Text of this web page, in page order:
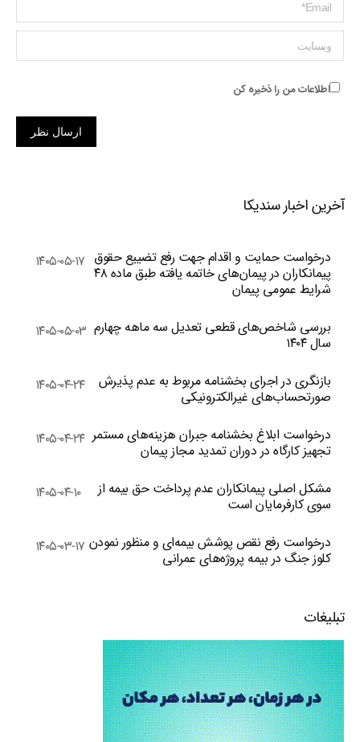
وبسایت
اطلاعات من را ذخیره کن
ارسال نظر
آخرین اخبار سندیکا
درخواست حمایت و اقدام جهت رفع تضییع حقوق
پیمانکاران در پیمان‌های خاتمه یافته طبق ماده ۴۸
شرایط عمومی پیمان
۱۴۰۵-۰۵-۱۷
بررسی شاخص‌های قطعی تعدیل سه ماهه چهارم
سال ۱۴۰۴
۱۴۰۵-۰۵-۰۳
بازنگری در اجرای بخشنامه مربوط به عدم پذیرش
صورتحساب‌های غیرالکترونیکی
۱۴۰۵-۰۴-۲۴
درخواست ابلاغ بخشنامه جبران هزینه‌های مستمر
تجهیز کارگاه در دوران تمدید مجاز پیمان
۱۴۰۵-۰۴-۲۴
مشکل اصلی پیمانکاران عدم پرداخت حق بیمه از
سوی کارفرمایان است
۱۴۰۵-۰۴-۱۰
درخواست رفع نقص پوشش بیمه‌ای و منظور نمودن
کلوز جنگ در بیمه پروژه‌های عمرانی
۱۴۰۵-۰۳-۱۷
تبلیغات